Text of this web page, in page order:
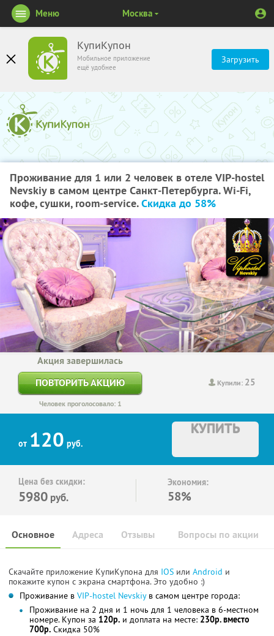
КупиКупон
Мобильное приложение
ещё удобнее
Загрузить
Меню Москва
Проживание для 1 или 2 человек в отеле VIP-hostel
Nevskiy в самом центре Санкт-Петербурга. Wi-Fi,
кофе, сушки, room-service.Скидка до 58%
Купили: 25
Акция завершилась
ПОВТОРИТЬ АКЦИЮ
Человек проголосовало: 1
от 120 руб.
КУПИТЬ
Цена без скидки:
5980 руб.
Экономия:
58%
Основное Отзывы Вопросы по акции
Адреса
Скачайте приложение КупиКупона для IOS или Android и
покажите купон с экрана смартфона. Это удобно :)
Проживание в VIP-hostel Nevskiyв самом центре города:
Проживание на 2 дня и 1 ночь для 1 человека в 6-местном
номере. Купон за 120р. и доплата на месте: 230р. вместо
700р. Скидка 50%